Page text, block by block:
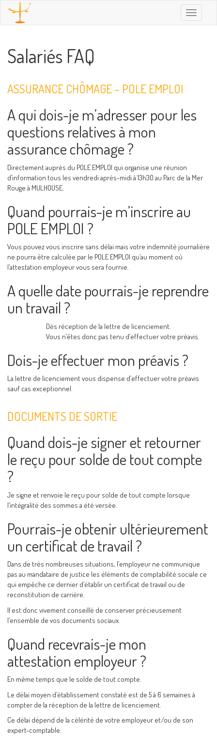
Toggle
Salariés FAQ
ASSURANCE CHÔMAGE – POLE EMPLOI
A qui dois-je m’adresser pour les
questions relatives à mon
assurance chômage ?
Directement auprès du POLE EMPLOI qui organise une réunion
d’information tous les vendredi après-midi à 13h30 au Parc de la Mer
Rouge à MULHOUSE.
Quand pourrais-je m’inscrire au
POLE EMPLOI ?
Vous pouvez vous inscrire sans délai mais votre indemnité journalière
ne pourra être calculée par le POLE EMPLOI qu’au moment où
l’attestation employeur vous sera fournie.
A quelle date pourrais-je reprendre
un travail ?
Dès réception de la lettre de licenciement.
Vous n’êtes donc pas tenu d’effectuer votre préavis.
Dois-je effectuer mon préavis ?
La lettre de licenciement vous dispense d’effectuer votre préavis
sauf cas exceptionnel.
DOCUMENTS DE SORTIE
Quand dois-je signer et retourner
le reçu pour solde de tout compte
?
Je signe et renvoie le reçu pour solde de tout compte lorsque
l’intégralité des sommes a été versée.
Pourrais-je obtenir ultérieurement
un certificat de travail ?
Dans de très nombreuses situations, l’employeur ne communique
pas au mandataire de justice les éléments de comptabilité sociale ce
qui empêche ce dernier d’établir un certificat de travail ou de
reconstitution de carrière.
Il est donc vivement conseillé de conserver précieusement
l’ensemble de vos documents sociaux.
Quand recevrais-je mon
attestation employeur ?
En même temps que le solde de tout compte.
Le délai moyen d’établissement constaté est de 5 à 6 semaines à
compter de la réception de la lettre de licenciement.
Ce délai dépend de la célérité de votre employeur et/ou de son
expert-comptable.